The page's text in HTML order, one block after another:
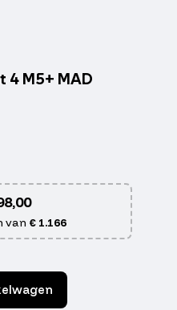
4 M5+ MAD
van € 1.166